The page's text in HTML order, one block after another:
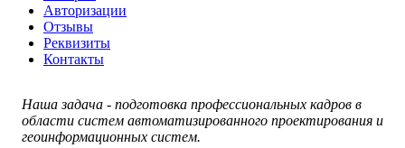
Авторизации
Отзывы
Реквизиты
Контакты
Наша задача - подготовка профессиональных кадров в
области систем автоматизированного проектирования и
геоинформационных систем.